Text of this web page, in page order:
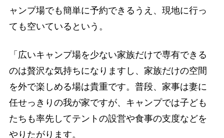
ャンプ場でも簡単に予約できるうえ、現地に行っ
ても空いているという。
「広いキャンプ場を少ない家族だけで専有できる
のは贅沢な気持ちになりますし、家族だけの空間
を外で楽しめる場は貴重です。普段、家事は妻に
任せっきりの我が家ですが、キャンプでは子ども
たちも率先してテントの設営や食事の支度などを
やりたがります。